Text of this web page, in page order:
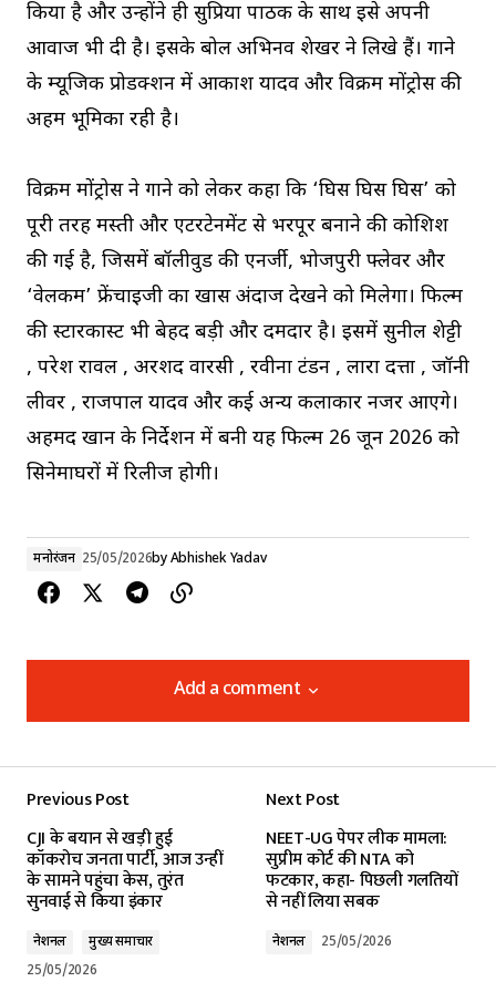
किया है और उन्होंने ही सुप्रिया पाठक के साथ इसे अपनी
आवाज भी दी है। इसके बोल अभिनव शेखर ने लिखे हैं। गाने
के म्यूजिक प्रोडक्शन में आकाश यादव और विक्रम मोंट्रोस की
अहम भूमिका रही है।
विक्रम मोंट्रोस ने गाने को लेकर कहा कि ‘घिस घिस घिस’ को
पूरी तरह मस्ती और एंटरटेनमेंट से भरपूर बनाने की कोशिश
की गई है, जिसमें बॉलीवुड की एनर्जी, भोजपुरी फ्लेवर और
‘वेलकम’ फ्रेंचाइजी का खास अंदाज देखने को मिलेगा। फिल्म
की स्टारकास्ट भी बेहद बड़ी और दमदार है। इसमें सुनील शेट्टी
, परेश रावल , अरशद वारसी , रवीना टंडन , लारा दत्ता , जॉनी
लीवर , राजपाल यादव और कई अन्य कलाकार नजर आएंगे।
अहमद खान के निर्देशन में बनी यह फिल्म 26 जून 2026 को
सिनेमाघरों में रिलीज होगी।
मनोरंजन 25/05/2026byAbhishek Yadav
Add a comment
Add a comment
Required fields are marked*
Comment*
Previous Post
CJI के बयान से खड़ी हुई
कॉकरोच जनता पार्टी, आज उन्हीं
के सामने पहुंचा केस, तुरंत
सुनवाई से किया इंकार
नेशनल
मुख्य समाचार
25/05/2026
Next Post
NEET-UG पेपर लीक मामला:
सुप्रीम कोर्ट की NTA को
फटकार, कहा- पिछली गलतियों
से नहीं लिया सबक
नेशनल 25/05/2026